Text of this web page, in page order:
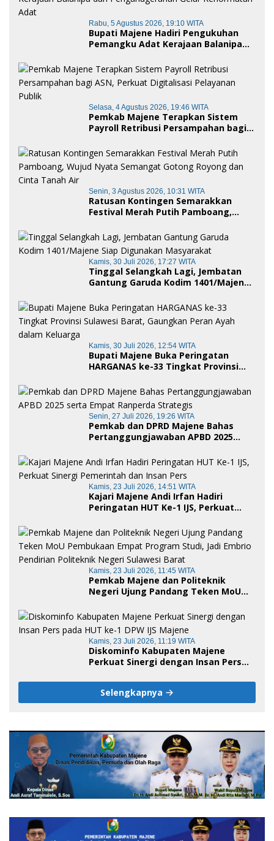
Rabu, 5 Agustus 2026, 19:10 WITA
Bupati Majene Hadiri Pengukuhan
Pemangku Adat Kerajaan Balanipa
Kehormatan Adat
Selasa, 4 Agustus 2026, 19:46 WITA
Pemkab Majene Terapkan Sistem
Payroll Retribusi Persampahan bagi
Publik
Senin, 3 Agustus 2026, 10:31 WITA
Ratusan Kontingen Semarakkan
Festival Merah Putih Pamboang,
Royong dan Cinta Tanah Air
Kamis, 30 Juli 2026, 17:27 WITA
Tinggal Selangkah Lagi, Jembatan
Gantung Garuda Kodim 1401/Majene
Kamis, 30 Juli 2026, 12:54 WITA
Bupati Majene Buka Peringatan
HARGANAS ke-33 Tingkat Provinsi
Ayah dalam Keluarga
Senin, 27 Juli 2026, 19:26 WITA
Pemkab dan DPRD Majene Bahas
Pertanggungjawaban APBD 2025
Kamis, 23 Juli 2026, 14:51 WITA
Kajari Majene Andi Irfan Hadiri
Peringatan HUT Ke-1 IJS, Perkuat
Kamis, 23 Juli 2026, 11:45 WITA
Pemkab Majene dan Politeknik
Negeri Ujung Pandang Teken MoU
Jadi Embrio Pendirian Politeknik
Negeri Sulawesi Barat
Kamis, 23 Juli 2026, 11:19 WITA
Diskominfo Kabupaten Majene
Perkuat Sinergi dengan Insan Pers
Selengkapnya